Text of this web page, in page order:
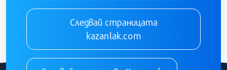
Следвай страницата
kazanlak.com